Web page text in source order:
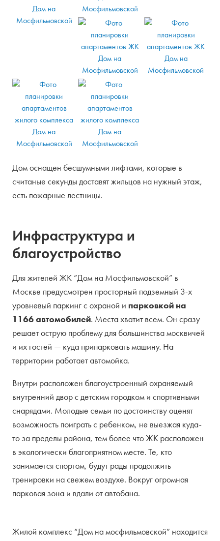
Дом оснащен бесшумными лифтами, которые в
считаные секунды доставят жильцов на нужный этаж,
есть пожарные лестницы.
Инфраструктура и
благоустройство
Для жителей ЖК “Дом на Мосфильмовской” в
Москве предусмотрен просторный подземный 3-х
уровневый паркинг с охраной и парковкой на
1166 автомобилей. Места хватит всем. Он сразу
решает острую проблему для большинства москвичей
и их гостей — куда припарковать машину. На
территории работает автомойка.
Внутри расположен благоустроенный охраняемый
внутренний двор с детским городком и спортивными
снарядами. Молодые семьи по достоинству оценят
возможность поиграть с ребенком, не выезжая куда-
то за пределы района, тем более что ЖК расположен
в экологически благоприятном месте. Те, кто
занимается спортом, будут рады продолжить
тренировки на свежем воздухе. Вокруг огромная
парковая зона и вдали от автобана.
Жилой комплекс “Дом на мосфильмовской” находится